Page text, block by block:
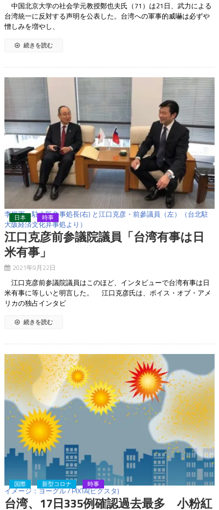
中国北京大学の社会学元教授鄭也夫氏（71）は21日、武力による
台湾統一に反対する声明を公表した。台湾への軍事的威嚇は必ずや
憎しみを増やし、
続きを読む
李世丙・駐大阪弁事処長(右) と江口克彦・前參議員（左）（台北駐
大阪経済文化弁事処より）
日本 時事
江口克彦前参議院議員「台湾有事は日
米有事」
2021年9月22日
江口克彦前参議院議員はこのほど、インタビューで台湾有事は日
米有事に等しいと明言した。 江口克彦氏は、ボイス・オブ・アメ
リカの独占インタビ
続きを読む
イメージ：ヨーグル / PIXTA(ピクスタ)
国際 新型コロナ 時事
台湾、17日335例確認過去最多 小粉紅